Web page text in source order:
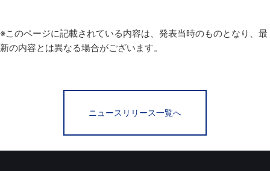
※このページに記載されている内容は、発表当時のものとなり、最
新の内容とは異なる場合がございます。
ニュースリリース一覧へ